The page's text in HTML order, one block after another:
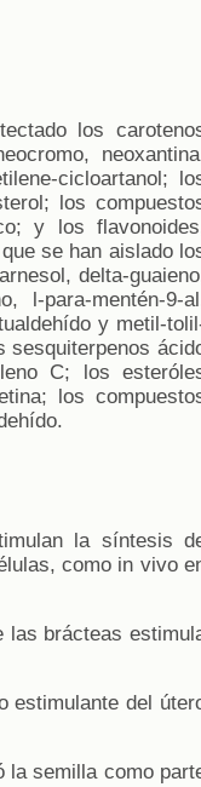
los
cicloartanol;
los
y los
se han aislado
delta-
l-para-mentén-9-
y metil-
sesquiterpenos
C; los
los
la síntesis
como in vivo
las brácteas
estimulante del
la semilla como